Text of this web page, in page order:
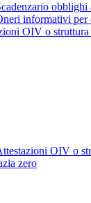
informativi per
OIV o struttura
OIV o
zero